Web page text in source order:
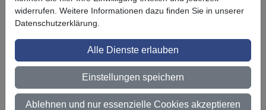
Keine Mindestbestellmenge
Ab 300 € Nettowarenwert versandkostenfrei (innerhalb
Zertifiziert nach ISO 9001
Qualifizierter Fachhändler
widerrufen. Weitere Informationen dazu finden Sie in unserer
Datenschutzerklärung.
Alle Dienste erlauben
Einstellungen speichern
Ablehnen und nur essenzielle Cookies akzeptieren